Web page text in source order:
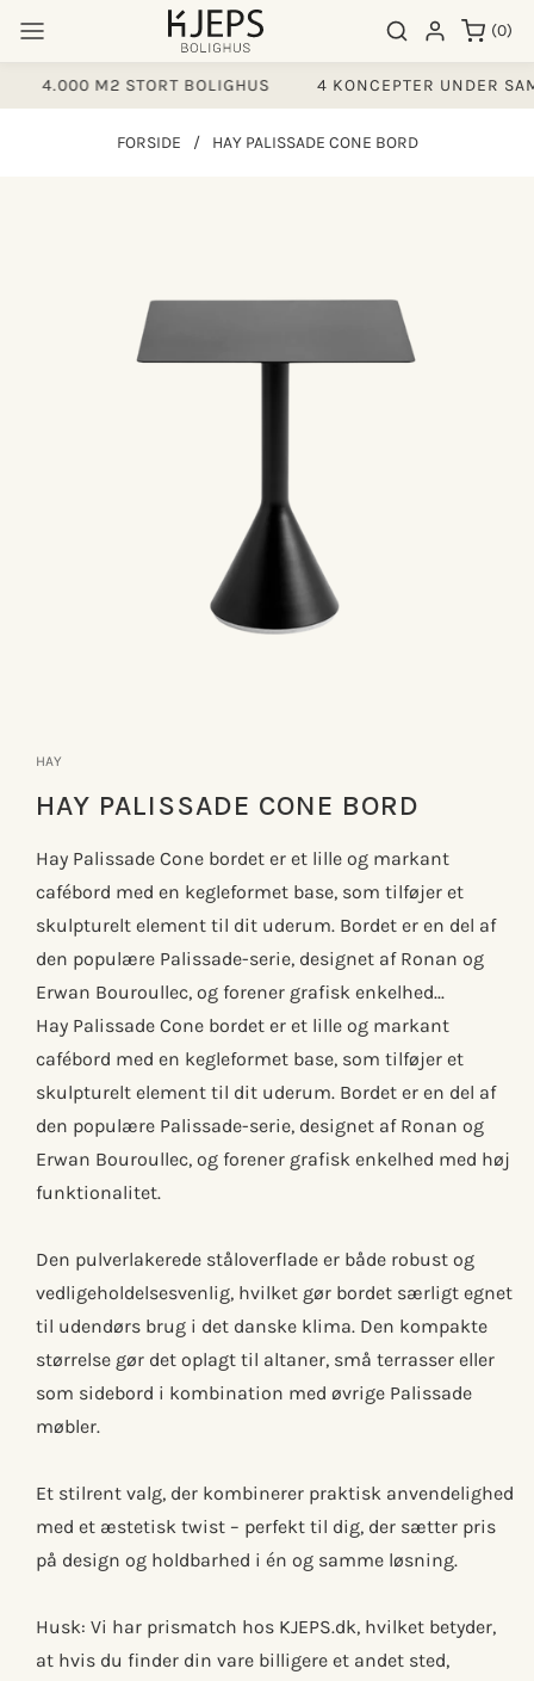
indhold
Søgeresultater
Log ind (0)
0
varer
4.000 M2 STORT BOLIGHUS 4 KONCEPTER UNDER
FORSIDE / HAY PALISSADE CONE BORD
iHAY
HAY PALISSADE CONE BORD
Hay Palissade Cone bordet er et lille og markant
cafébord med en kegleformet base, som tilføjer et
skulpturelt element til dit uderum. Bordet er en del af
den populære Palissade-serie, designet af Ronan og
Erwan Bouroullec, og forener grafisk enkelhed...
Hay Palissade Cone bordet er et lille og markant
cafébord med en kegleformet base, som tilføjer et
skulpturelt element til dit uderum. Bordet er en del af
den populære Palissade-serie, designet af Ronan og
Erwan Bouroullec, og forener grafisk enkelhed med høj
funktionalitet.
Den pulverlakerede ståloverflade er både robust og
vedligeholdelsesvenlig, hvilket gør bordet særligt egnet
til udendørs brug i det danske klima. Den kompakte
størrelse gør det oplagt til altaner, små terrasser eller
som sidebord i kombination med øvrige Palissade
møbler.
Et stilrent valg, der kombinerer praktisk anvendelighed
med et æstetisk twist – perfekt til dig, der sætter pris
på design og holdbarhed i én og samme løsning.
Husk: Vi har prismatch hos KJEPS.dk, hvilket betyder,
at hvis du finder din vare billigere et andet sted,